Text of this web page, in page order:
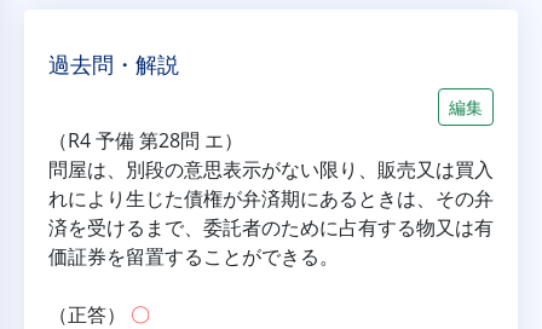
過去問・解説
編集
（R4 予備 第28問 エ）
問屋は、別段の意思表示がない限り、販売又は買入
れにより生じた債権が弁済期にあるときは、その弁
済を受けるまで、委託者のために占有する物又は有
価証券を留置することができる。
（正答） 〇